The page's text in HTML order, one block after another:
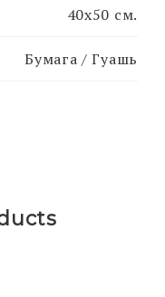
40х50 см.
Бумага / Гуашь